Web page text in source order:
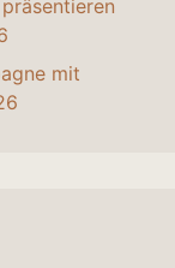
mit